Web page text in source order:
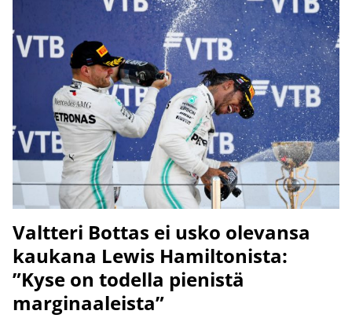
Valtteri Bottas ei usko olevansa
kaukana Lewis Hamiltonista:
”Kyse on todella pienistä
marginaaleista”